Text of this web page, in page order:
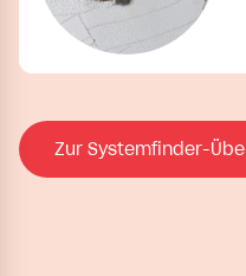
Zur Systemfinder-